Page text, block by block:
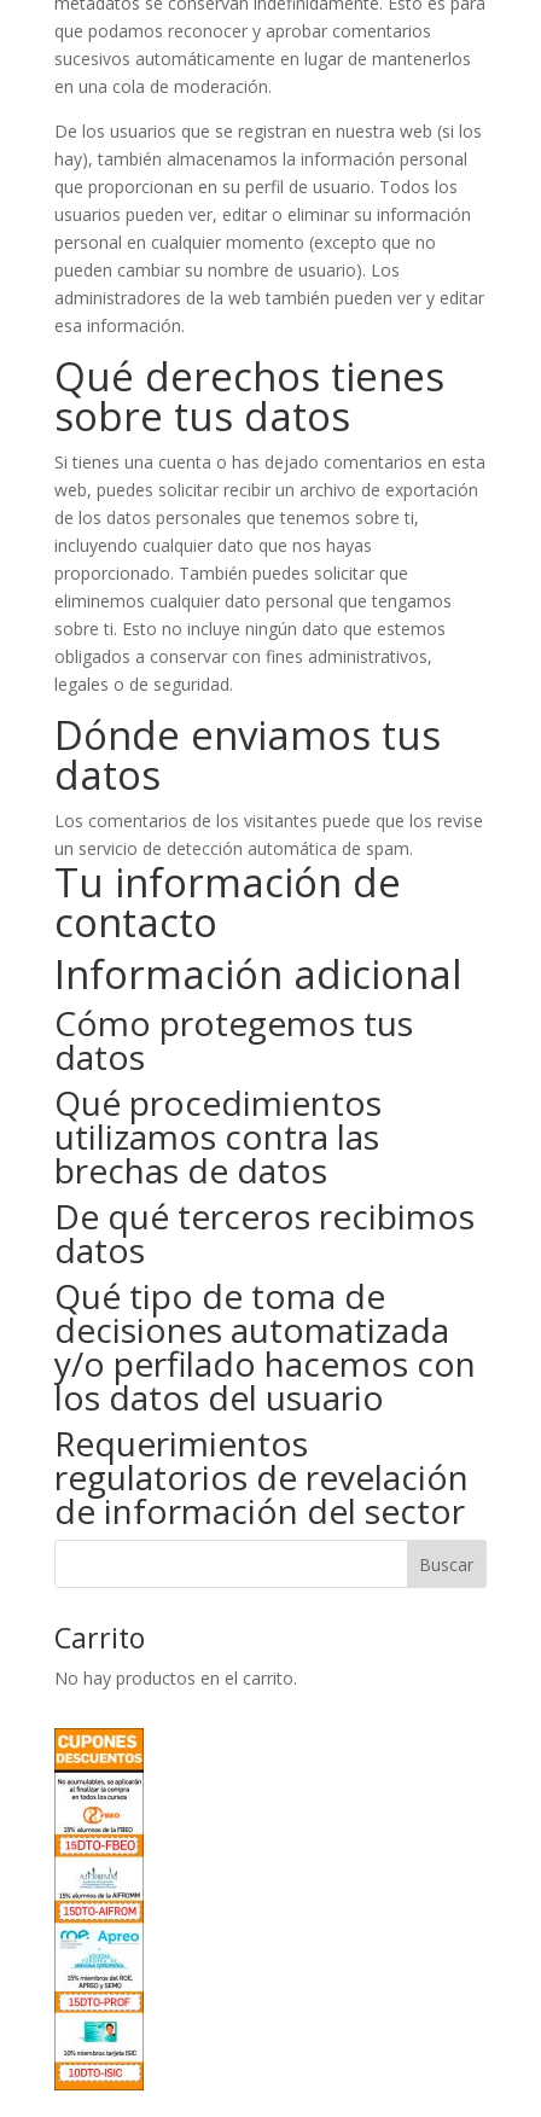
que podamos reconocer y aprobar comentarios
sucesivos automáticamente en lugar de mantenerlos
en una cola de moderación.
De los usuarios que se registran en nuestra web (si los
hay), también almacenamos la información personal
que proporcionan en su perfil de usuario. Todos los
usuarios pueden ver, editar o eliminar su información
personal en cualquier momento (excepto que no
pueden cambiar su nombre de usuario). Los
administradores de la web también pueden ver y editar
esa información.
Qué derechos tienes
sobre tus datos
Si tienes una cuenta o has dejado comentarios en esta
web, puedes solicitar recibir un archivo de exportación
de los datos personales que tenemos sobre ti,
incluyendo cualquier dato que nos hayas
proporcionado. También puedes solicitar que
eliminemos cualquier dato personal que tengamos
sobre ti. Esto no incluye ningún dato que estemos
obligados a conservar con fines administrativos,
legales o de seguridad.
Dónde enviamos tus
datos
Los comentarios de los visitantes puede que los revise
un servicio de detección automática de spam.
Tu información de
contacto
Información adicional
Cómo protegemos tus
datos
Qué procedimientos
utilizamos contra las
brechas de datos
De qué terceros recibimos
datos
Qué tipo de toma de
decisiones automatizada
y/o perfilado hacemos con
los datos del usuario
Requerimientos
regulatorios de revelación
de información del sector
Carrito
No hay productos en el carrito.